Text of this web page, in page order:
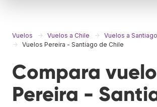
Vuelos Vuelos a Chile
Vuelos a
Vuelos Pereira - Santiago de Chile
Compara
Pereira -